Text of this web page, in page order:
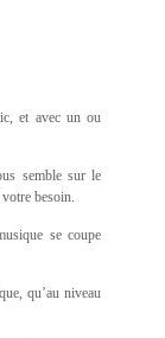
et avec un ou
semble sur le
besoin.
se coupe
qu’au niveau